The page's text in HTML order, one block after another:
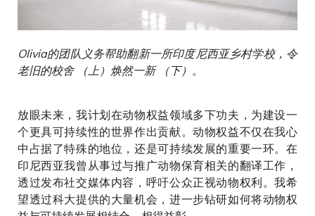
Olivia的团队义务帮助翻新一所印度尼西亚乡村学校，令
老旧的校舍 （上）焕然一新 （下）。
放眼未来，我计划在动物权益领域多下功夫，为建设一
个更具可持续性的世界作出贡献。动物权益不仅在我心
中占据了特殊的地位，还是可持续发展的重要一环。在
印尼西亚我曾从事过与推广动物保育相关的翻译工作，
透过发布社交媒体内容，呼吁公众正视动物权利。我希
望透过科大提供的大量机会，进一步钻研如何将动物权